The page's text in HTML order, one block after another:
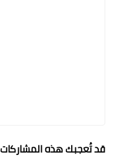
قد تُعجبك هذه المشاركات